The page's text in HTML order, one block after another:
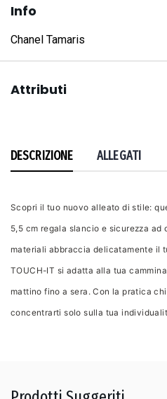
Info
Chanel Tamaris
Attributi
DESCRIZIONE ALLEGATI
Scopri il tuo nuovo alleato di stile:
5,5 cm regala slancio e sicurezza ad
materiali abbraccia delicatamente il
TOUCH-IT si adatta alla tua
mattino fino a sera. Con la pratica
concentrarti solo sulla tua